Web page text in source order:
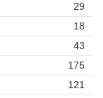
29
18
43
175
121